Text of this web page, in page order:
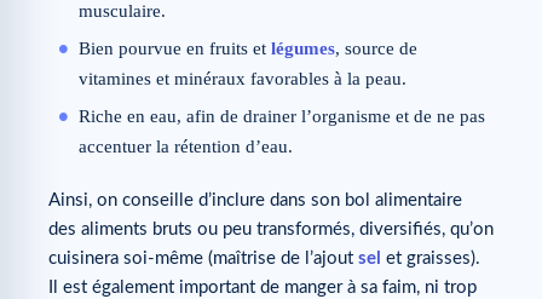
musculaire.
Bien pourvue en fruits et légumes, source de
vitamines et minéraux favorables à la peau.
Riche en eau, afin de drainer l’organisme et de ne pas
accentuer la rétention d’eau.
Ainsi, on conseille d’inclure dans son bol alimentaire
des aliments bruts ou peu transformés, diversifiés, qu’on
cuisinera soi-même (maîtrise de l’ajout sel et graisses).
Il est également important de manger à sa faim, ni trop